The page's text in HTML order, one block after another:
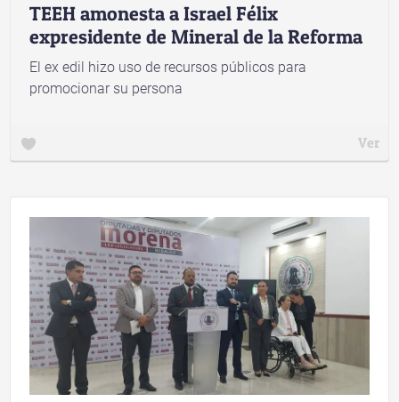
TEEH amonesta a Israel Félix
expresidente de Mineral de la Reforma
El ex edil hizo uso de recursos públicos para
promocionar su persona
Ver